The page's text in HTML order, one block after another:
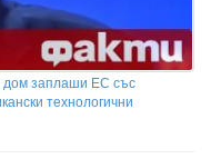
дом заплаши ЕС със
технологични